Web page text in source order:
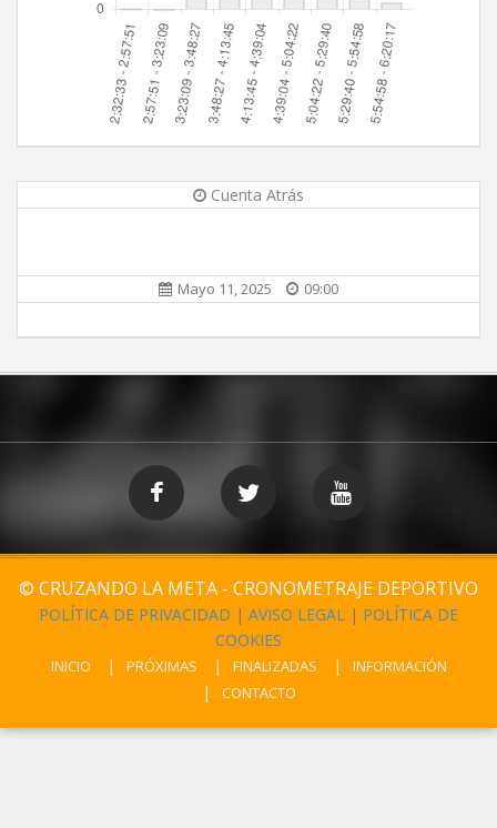
Cuenta Atrás
Mayo 11, 2025 09:00
© CRUZANDO LA META - CRONOMETRAJE DEPORTIVO
POLÍTICA DE PRIVACIDAD | AVISO LEGAL | POLÍTICA DE
COOKIES
INICIO PRÓXIMAS FINALIZADAS
INFORMACIÓN
CONTACTO